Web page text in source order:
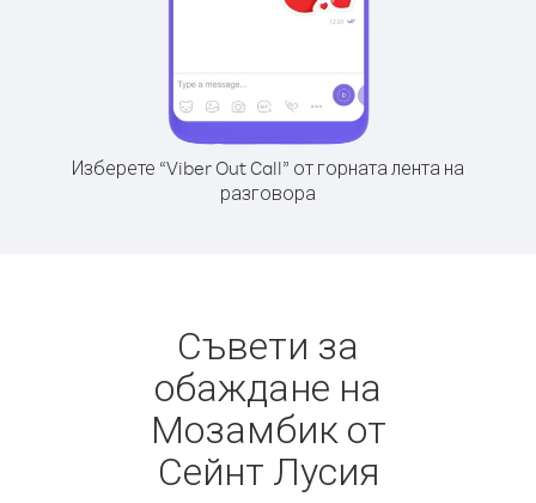
Изберете “Viber Out Call” от горната лента на
разговора
Съвети за
обаждане на
Мозамбик от
Сейнт Лусия